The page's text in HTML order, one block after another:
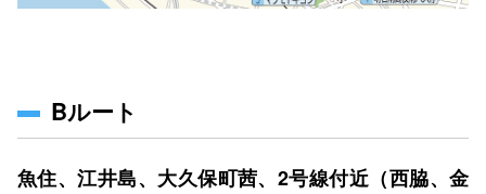
Bルート
魚住、江井島、大久保町茜、2号線付近（西脇、金